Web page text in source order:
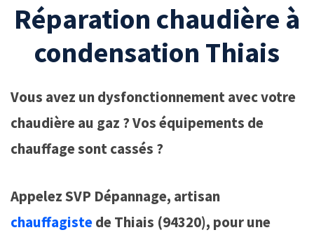
Réparation chaudière à
condensation Thiais
Vous avez un dysfonctionnement avec votre
chaudière au gaz ? Vos équipements de
chauffage sont cassés ?
Appelez SVP Dépannage, artisan
chauffagistede Thiais (94320), pour une